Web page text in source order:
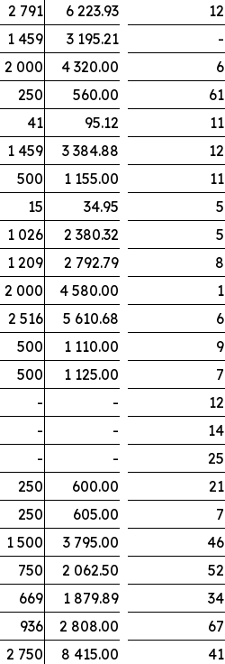
2 791 6 223.93 12
1 459 3 195.21 -
2 000 4 320.00 6
250 560.00 61
41 95.12 11
1 459 3 384.88 12
500 1 155.00 11
15 34.95 5
1 026 2 380.32 5
1 209 2 792.79 8
2 000 4 580.00 1
2 516 5 610.68 6
500 1 110.00 9
500 1 125.00 7
- - 12
- - 14
- - 25
250 600.00 21
250 605.00 7
1 500 3 795.00 46
750 2 062.50 52
669 1 879.89 34
936 2 808.00 67
2 750 8 415.00 41